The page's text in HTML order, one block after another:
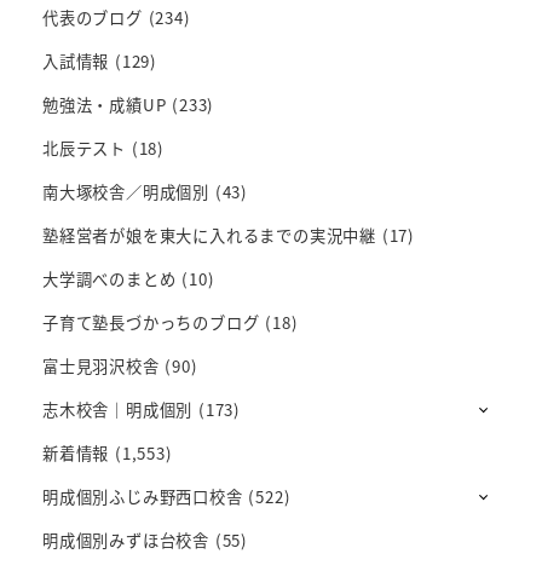
代表のブログ (234)
入試情報 (129)
勉強法・成績UP (233)
北辰テスト (18)
南大塚校舎／明成個別 (43)
塾経営者が娘を東大に入れるまでの実況中継 (17)
大学調べのまとめ (10)
子育て塾長づかっちのブログ (18)
富士見羽沢校舎 (90)
志木校舎｜明成個別 (173)
新着情報 (1,553)
明成個別ふじみ野西口校舎 (522)
明成個別みずほ台校舎 (55)